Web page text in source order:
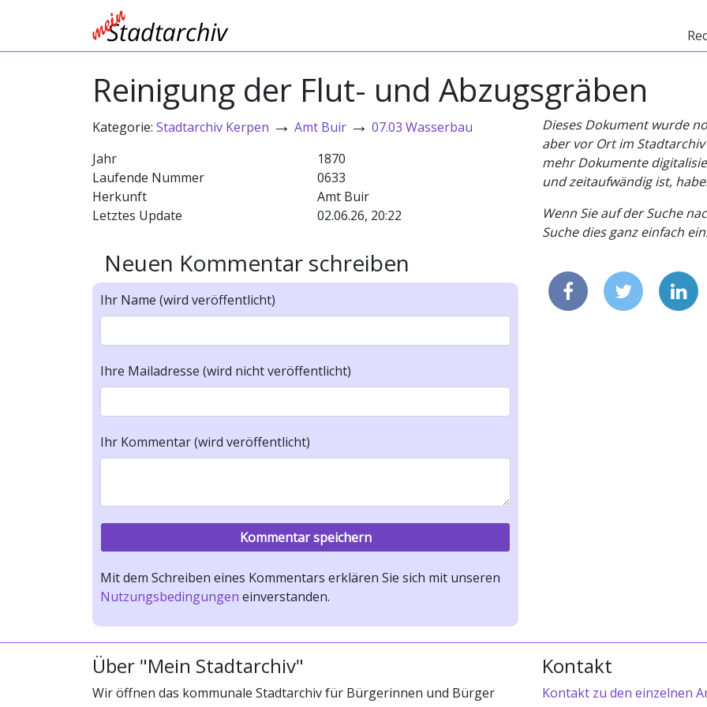
Reinigung der Flut- und Abzugsgräben
Kategorie: Stadtarchiv Kerpen → Amt Buir → 07.03 Wasserbau
Jahr
1870
Laufende Nummer
0633
Herkunft
Amt Buir
Letztes Update
02.06.26, 20:22
Neuen Kommentar schreiben
Ihr Name (wird veröffentlicht)
Ihre Mailadresse (wird nicht veröffentlicht)
Ihr Kommentar (wird veröffentlicht)
Mit dem Schreiben eines Kommentars erklären Sie sich mit unseren
Nutzungsbedingungen einverstanden.
Dieses Dokument wurde
aber vor Ort im
mehr Dokumente
und zeitaufwändig ist,
Wenn Sie auf der Suche
Suche dies ganz einfach
Über "Mein Stadtarchiv"
Wir öffnen das kommunale Stadtarchiv für Bürgerinnen und Bürger
Kontakt
Kontakt zu den einzelnen